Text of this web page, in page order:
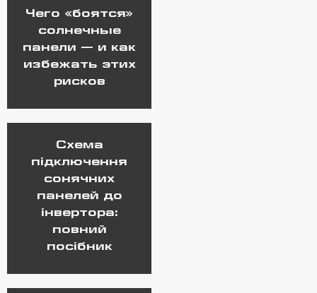
Чего «боятся»
солнечные
панели — и как
избежать этих
рисков
Схема
підключення
сонячних
панелей до
інвертора:
повний
посібник